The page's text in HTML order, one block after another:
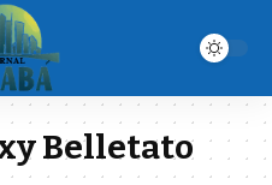
Belletato